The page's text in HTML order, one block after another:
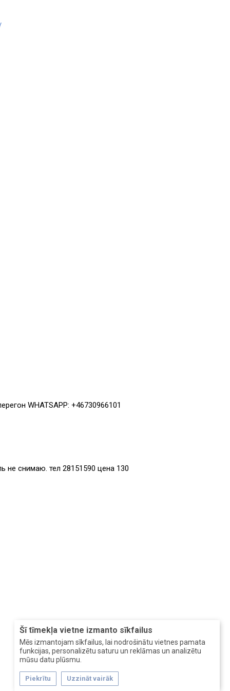
Šī tīmekļa vietne izmanto sīkfailus
Mēs izmantojam sīkfailus, lai nodrošinātu vietnes pamata
funkcijas, personalizētu saturu un reklāmas un analizētu
mūsu datu plūsmu.
Piekrītu Uzzināt vairāk
WHATSAPP: +46730966101
не снимаю. тел 28151590 цена 130